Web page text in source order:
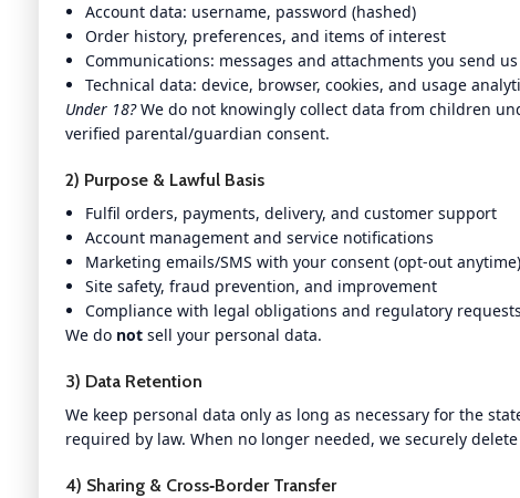
Account data: username, password (hashed)
Order history, preferences, and items of interest
Communications: messages and attachments you send us
Technical data: device, browser, cookies, and usage
Under 18?We do not knowingly collect data from children
verified parental/guardian consent.
2) Purpose & Lawful Basis
Fulfil orders, payments, delivery, and customer support
Account management and service notifications
Marketing emails/SMS with your consent (opt-out anytime)
Site safety, fraud prevention, and improvement
Compliance with legal obligations and regulatory requests
We do not sell your personal data.
3) Data Retention
We keep personal data only as long as necessary for the
required by law. When no longer needed, we securely
4) Sharing & Cross‑Border Transfer